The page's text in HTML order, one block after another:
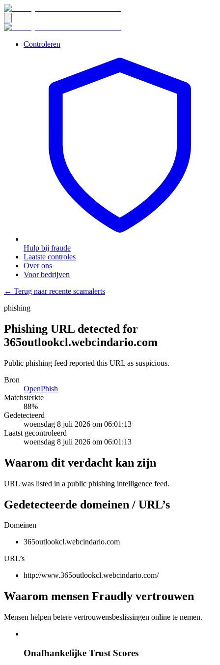
Controleren
Hulp bij fraude
Laatste controles
Over ons
Voor bedrijven
← Terug naar recente scamalerts
phishing
Phishing URL detected for
365outlookcl.webcindario.com
Public phishing feed reported this URL as suspicious.
Bron
OpenPhish
Matchsterkte
88%
Gedetecteerd
woensdag 8 juli 2026 om 06:01:13
Laatst gecontroleerd
woensdag 8 juli 2026 om 06:01:13
Waarom dit verdacht kan zijn
URL was listed in a public phishing intelligence feed.
Gedetecteerde domeinen / URL’s
Domeinen
365outlookcl.webcindario.com
URL’s
http://www.365outlookcl.webcindario.com/
Waarom mensen Fraudly vertrouwen
Mensen helpen betere vertrouwensbeslissingen online te nemen.
Onafhankelijke Trust Scores